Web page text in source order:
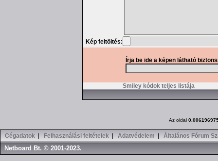
Kép feltöltés:
Írja be ide a képen látható
Smiley kódok teljes listája
Az oldal
Cégadatok Felhasználási feltételek Adatvédelem Általános Fórum
Netboard Bt. © 2001-2023.